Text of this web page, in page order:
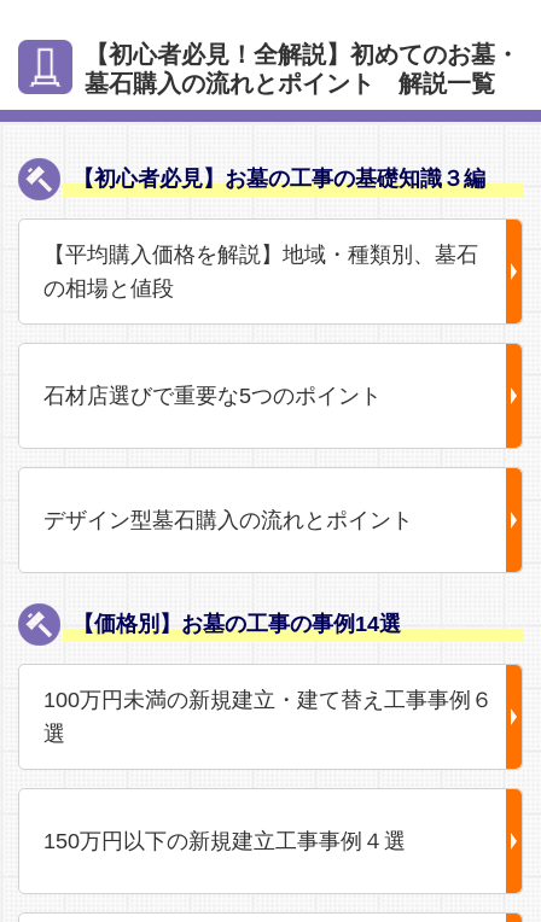
【初心者必見！全解説】初めてのお墓・
墓石購入の流れとポイント 解説一覧
【初心者必見】お墓の工事の基礎知識３編
【平均購入価格を解説】地域・種類別、墓石
の相場と値段
石材店選びで重要な5つのポイント
デザイン型墓石購入の流れとポイント
【価格別】お墓の工事の事例14選
100万円未満の新規建立・建て替え工事事例６
選
150万円以下の新規建立工事事例４選